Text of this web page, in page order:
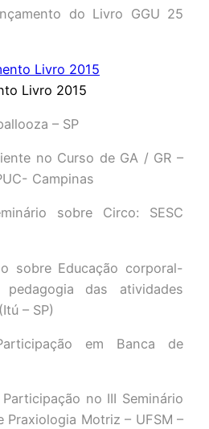
do Livro GGU 25
Livro 2015
– SP
no Curso de GA / GR –
Campinas
sobre Circo: SESC
sobre Educação corporal-
das atividades
(Itú – SP)
em Banca de
no III Seminário
Praxiologia Motriz – UFSM –